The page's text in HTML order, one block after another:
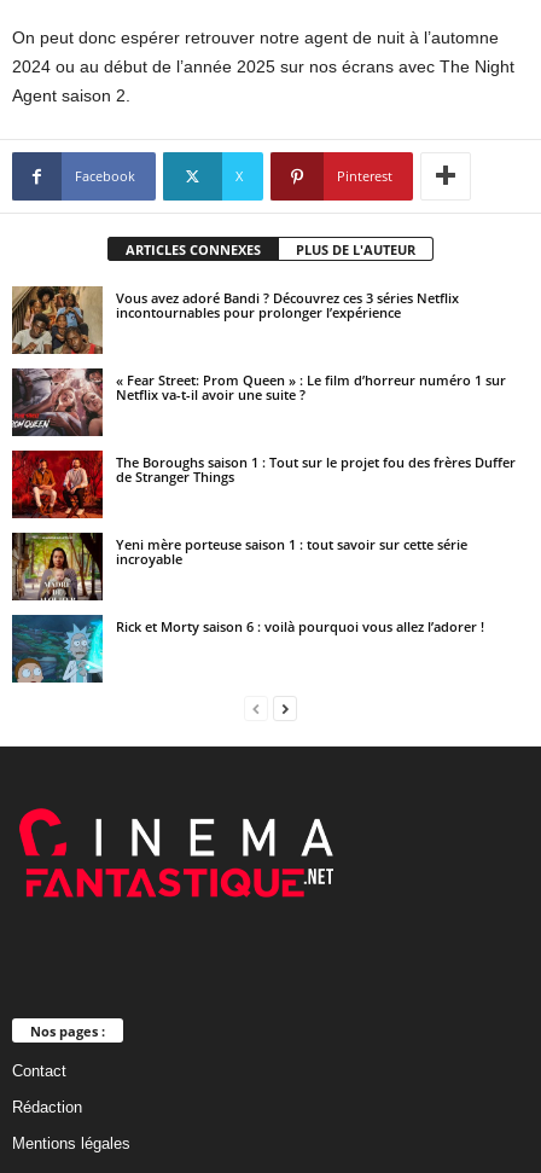
On peut donc espérer retrouver notre agent de nuit à l’automne
2024 ou au début de l’année 2025 sur nos écrans avec The Night
Agent saison 2.
Facebook X Pinterest
ARTICLES CONNEXES PLUS DE L'AUTEUR
Vous avez adoré Bandi ? Découvrez ces 3 séries Netflix
incontournables pour prolonger l’expérience
« Fear Street: Prom Queen » : Le film d’horreur numéro 1 sur
Netflix va-t-il avoir une suite ?
The Boroughs saison 1 : Tout sur le projet fou des frères Duffer
de Stranger Things
Yeni mère porteuse saison 1 : tout savoir sur cette série
incroyable
Rick et Morty saison 6 : voilà pourquoi vous allez l’adorer !
Nos pages :
Contact
Rédaction
Mentions légales